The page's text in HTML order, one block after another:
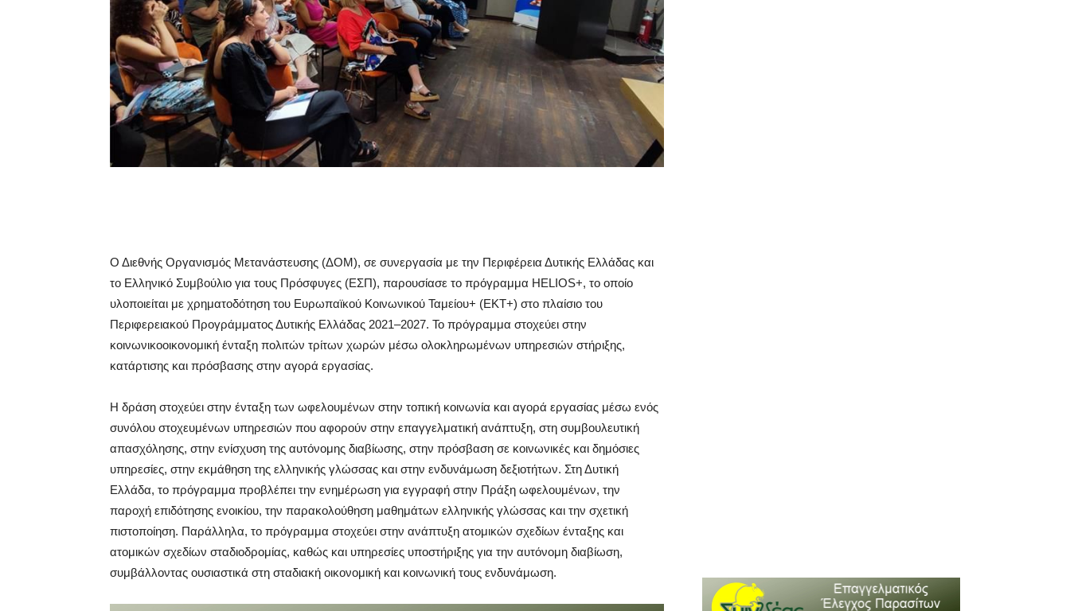
Ο Διεθνής Οργανισμός Μετανάστευσης (ΔΟΜ), σε συνεργασία με την Περιφέρεια Δυτικής Ελλάδας και
το Ελληνικό Συμβούλιο για τους Πρόσφυγες (ΕΣΠ), παρουσίασε το πρόγραμμα HELIOS+, το οποίο
υλοποιείται με χρηματοδότηση του Ευρωπαϊκού Κοινωνικού Ταμείου+ (ΕΚΤ+) στο πλαίσιο του
Περιφερειακού Προγράμματος Δυτικής Ελλάδας 2021–2027. Το πρόγραμμα στοχεύει στην
κοινωνικοοικονομική ένταξη πολιτών τρίτων χωρών μέσω ολοκληρωμένων υπηρεσιών στήριξης,
κατάρτισης και πρόσβασης στην αγορά εργασίας.
Η δράση στοχεύει στην ένταξη των ωφελουμένων στην τοπική κοινωνία και αγορά εργασίας μέσω ενός
συνόλου στοχευμένων υπηρεσιών που αφορούν στην επαγγελματική ανάπτυξη, στη συμβουλευτική
απασχόλησης, στην ενίσχυση της αυτόνομης διαβίωσης, στην πρόσβαση σε κοινωνικές και δημόσιες
υπηρεσίες, στην εκμάθηση της ελληνικής γλώσσας και στην ενδυνάμωση δεξιοτήτων. Στη Δυτική
Ελλάδα, το πρόγραμμα προβλέπει την ενημέρωση για εγγραφή στην Πράξη ωφελουμένων, την
παροχή επιδότησης ενοικίου, την παρακολούθηση μαθημάτων ελληνικής γλώσσας και την σχετική
πιστοποίηση. Παράλληλα, το πρόγραμμα στοχεύει στην ανάπτυξη ατομικών σχεδίων ένταξης και
ατομικών σχεδίων σταδιοδρομίας, καθώς και υπηρεσίες υποστήριξης για την αυτόνομη διαβίωση,
συμβάλλοντας ουσιαστικά στη σταδιακή οικονομική και κοινωνική τους ενδυνάμωση.